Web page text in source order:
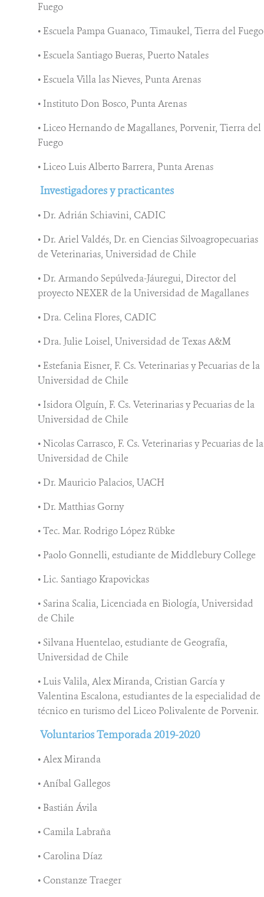
Fuego
• Escuela Pampa Guanaco, Timaukel, Tierra del Fuego
• Escuela Santiago Bueras, Puerto Natales
• Escuela Villa las Nieves, Punta Arenas
• Instituto Don Bosco, Punta Arenas
• Liceo Hernando de Magallanes, Porvenir, Tierra del
Fuego
• Liceo Luis Alberto Barrera, Punta Arenas
Investigadores y practicantes
• Dr. Adrián Schiavini, CADIC
• Dr. Ariel Valdés, Dr. en Ciencias Silvoagropecuarias
de Veterinarias, Universidad de Chile
• Dr. Armando Sepúlveda-Jáuregui, Director del
proyecto NEXER de la Universidad de Magallanes
• Dra. Celina Flores, CADIC
• Dra. Julie Loisel, Universidad de Texas A&M
• Estefania Eisner, F. Cs. Veterinarias y Pecuarias de la
Universidad de Chile
• Isidora Olguín, F. Cs. Veterinarias y Pecuarias de la
Universidad de Chile
• Nicolas Carrasco, F. Cs. Veterinarias y Pecuarias de la
Universidad de Chile
• Dr. Mauricio Palacios, UACH
• Dr. Matthias Gorny
• Tec. Mar. Rodrigo López Rübke
• Paolo Gonnelli, estudiante de Middlebury College
• Lic. Santiago Krapovickas
• Sarina Scalia, Licenciada en Biología, Universidad
de Chile
• Silvana Huentelao, estudiante de Geografía,
Universidad de Chile
• Luis Valila, Alex Miranda, Cristian García y
Valentina Escalona, estudiantes de la especialidad de
técnico en turismo del Liceo Polivalente de Porvenir.
Voluntarios Temporada 2019-2020
• Alex Miranda
• Aníbal Gallegos
• Bastián Ávila
• Camila Labraña
• Carolina Díaz
• Constanze Traeger